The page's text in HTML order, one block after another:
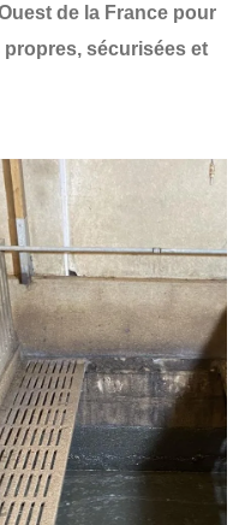
de la France pour
sécurisées et